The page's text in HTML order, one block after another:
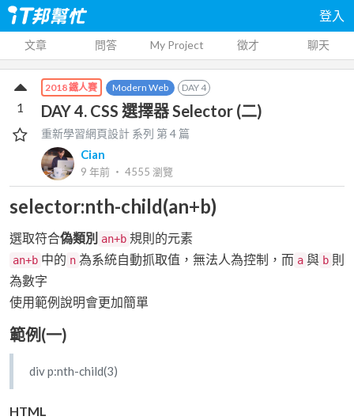
登入
文章 問答 My Project 徵才 聊天
2018 鐵人賽 Modern Web DAY4
DAY 4. CSS 選擇器 Selector (二)
重新學習網頁設計 系列 第4 篇
Cian
9 年前 ‧ 4555 瀏覽
1
selector:nth-child(an+b)
選取符合偽類別 an+b 規則的元素
an+b 中的 n 為系統自動抓取值，無法人為控制，而 a 與 b 則
為數字
使用範例說明會更加簡單
範例(一)
div p:nth-child(3)
HTML